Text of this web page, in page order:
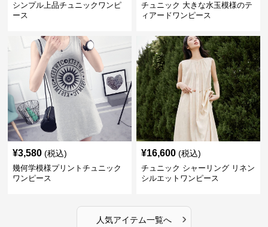
シンプル上品チュニックワンピ
ース
チュニック 大きな水玉模様のテ
ィアードワンピース
¥3,580 (税込)
幾何学模様プリントチュニック
ワンピース
¥16,600 (税込)
チュニック シャーリング リネン
シルエットワンピース
人気アイテム一覧へ ›